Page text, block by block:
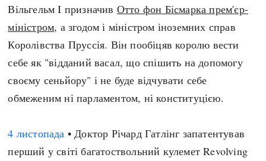
Вільгельм I призначив Отто фон Бісмарка прем'єр-
міністром, а згодом і міністром іноземних справ
Королівства Пруссія. Він пообіцяв королю вести
себе як "відданий васал, що спішить на допомогу
своєму сеньйору" і не буде відчувати себе
обмеженим ні парламентом, ні конституцією.
4 листопада • Доктор Річард Гатлінг запатентував
перший у світі багатоствольний кулемет Revolving